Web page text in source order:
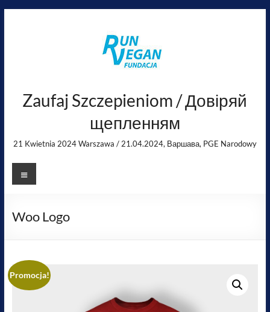
Zaufaj Szczepieniom / Довіряй
щепленням
21 Kwietnia 2024 Warszawa / 21.04.2024, Варшава, PGE Narodowy
Menu
Woo Logo
Promocja!